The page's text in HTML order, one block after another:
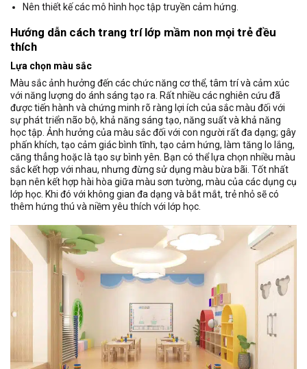
Nên thiết kế các mô hình học tập truyền cảm hứng.
Hướng dẫn cách trang trí lớp mầm non mọi trẻ đều
thích
Lựa chọn màu sắc
Màu sắc ảnh hưởng đến các chức năng cơ thể, tâm trí và cảm xúc
với năng lượng do ánh sáng tạo ra. Rất nhiều các nghiên cứu đã
được tiến hành và chứng minh rõ ràng lợi ích của sắc màu đối với
sự phát triển não bộ, khả năng sáng tạo, năng suất và khả năng
học tập. Ảnh hưởng của màu sắc đối với con người rất đa dạng; gây
phấn khích, tạo cảm giác bình tĩnh, tạo cảm hứng, làm tăng lo lắng,
căng thẳng hoặc là tạo sự bình yên. Bạn có thể lựa chọn nhiều màu
sắc kết hợp với nhau, nhưng đừng sử dụng màu bừa bãi. Tốt nhất
bạn nên kết hợp hài hòa giữa màu sơn tường, màu của các dụng cụ
lớp học. Khi đó với không gian đa dạng và bắt mắt, trẻ nhỏ sẽ có
thêm hứng thú và niềm yêu thích với lớp học.